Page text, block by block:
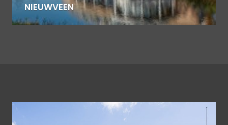
NIEUWVEEN